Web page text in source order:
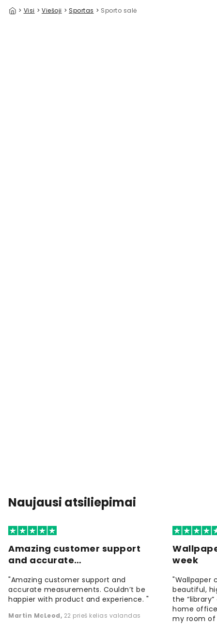
> Visi > Viešoji > Sportas > Sporto salė
Naujausi atsiliepimai
Amazing customer support
and accurate…
"Amazing customer support and
accurate measurements. Couldn’t be
happier with product and experience. "
Martin McLeod, 22 prieš kelias valandas
week
"Wallpaper
beautiful,
the
home
my room of